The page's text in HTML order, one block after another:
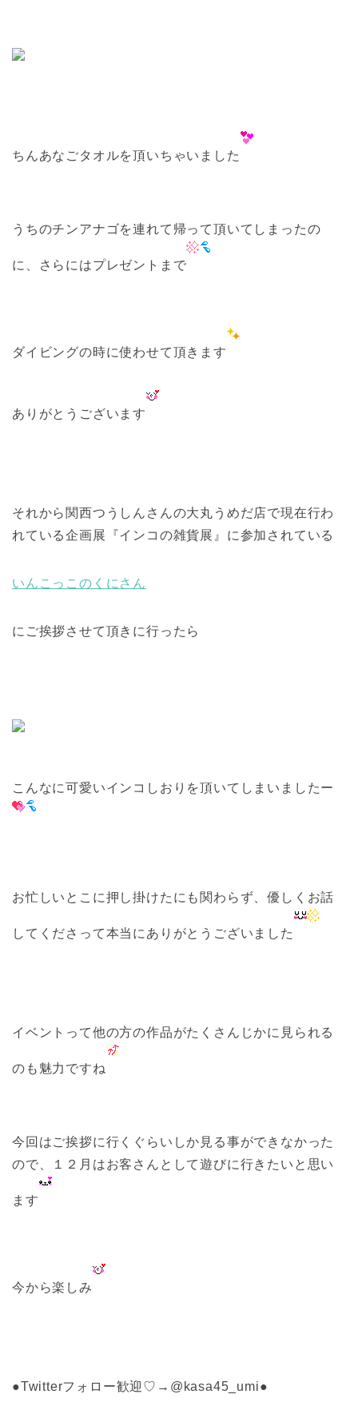
ちんあなごタオルを頂いちゃいました
うちのチンアナゴを連れて帰って頂いてしまったの
に、さらにはプレゼントまで
ダイビングの時に使わせて頂きます
ありがとうございます
それから関西つうしんさんの大丸うめだ店で現在行わ
れている企画展『インコの雑貨展』に参加されている
いんこっこのくにさん
にご挨拶させて頂きに行ったら
こんなに可愛いインコしおりを頂いてしまいましたー
お忙しいとこに押し掛けたにも関わらず、優しくお話
してくださって本当にありがとうございました
イベントって他の方の作品がたくさんじかに見られる
のも魅力ですね
今回はご挨拶に行くぐらいしか見る事ができなかった
ので、１２月はお客さんとして遊びに行きたいと思い
ます
今から楽しみ
●Twitterフォロー歓迎♡→@kasa45_umi●